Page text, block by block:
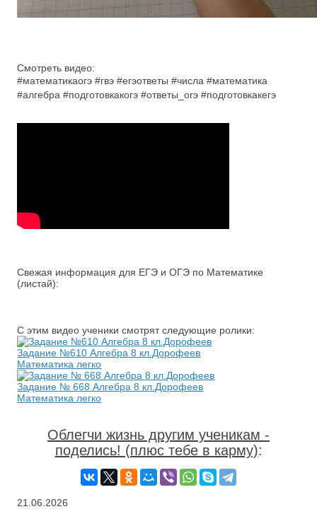
Смотреть видео:
#математикаогэ #гвэ #егэответы #числа #математика
#алгебра #подготовкакогэ #ответы_огэ #подготовкакегэ
Свежая информация для ЕГЭ и ОГЭ по Математике
(листай):
С этим видео ученики смотрят следующие ролики:
Задание №610 Алгебра 8 кл.Дорофеев
Математика легко
Задание № 668 Алгебра 8 кл.Дорофеев
Математика легко
Облегчи жизнь другим ученикам -
поделись! (плюс тебе в карму):
21.06.2026